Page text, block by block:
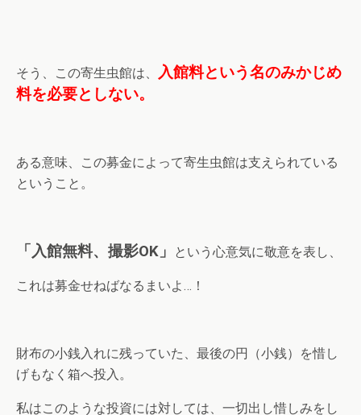
そう、この寄生虫館は、
入館料という名のみかじめ
料を必要としない。
ある意味、この募金によって寄生虫館は支えられている
ということ。
「入館無料、撮影OK」 という心意気に敬意を表し、
これは募金せねばなるまいよ…！
財布の小銭入れに残っていた、最後の円（小銭）を惜し
げもなく箱へ投入。
私はこのような投資には対しては、一切出し惜しみをし